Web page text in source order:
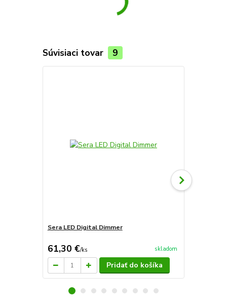
Súvisiaci tovar 9
Sera LED Digital Dimmer
61,30 €/ks skladom
Pridať do košíka